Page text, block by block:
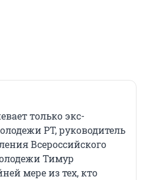
только экс-
РТ, руководитель
Всероссийского
Тимур
мере из тех, кто